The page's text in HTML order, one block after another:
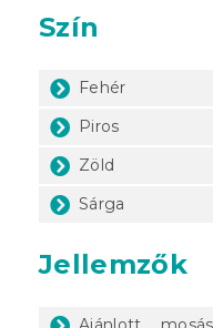
Szín
Fehér
Piros
Zöld
Sárga
Jellemzők